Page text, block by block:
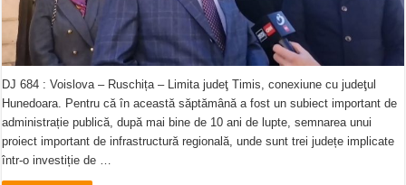
DJ 684 : Voislova – Ruschița – Limita judeţ Timis, conexiune cu judeţul
Hunedoara. Pentru că în această săptămână a fost un subiect important de
administrație publică, după mai bine de 10 ani de lupte, semnarea unui
proiect important de infrastructură regională, unde sunt trei județe implicate
într-o investiție de …